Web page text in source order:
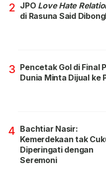
2 JPO Love Hate
di Rasuna Said
3 Pencetak Gol di Final
Dunia Minta Dijual ke
4 Bachtiar Nasir:
Kemerdekaan tak
Diperingati dengan
Seremoni